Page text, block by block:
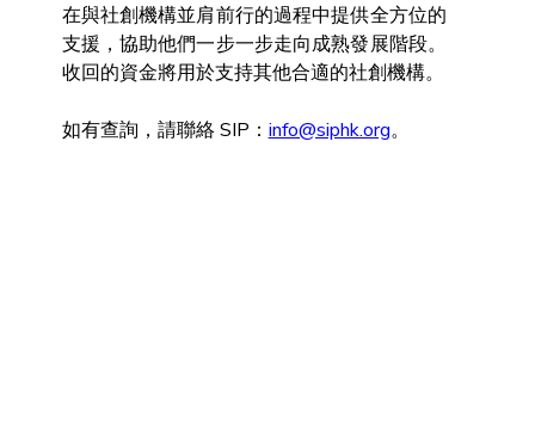
在與社創機構並肩前行的過程中提供全方位的
支援，協助他們一步一步走向成熟發展階段。
收回的資金將用於支持其他合適的社創機構。
如有查詢，請聯絡 SIP： info@siphk.org。